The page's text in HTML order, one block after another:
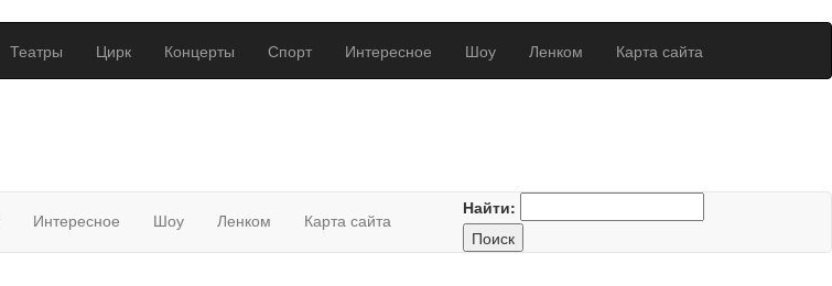
Театры Цирк Концерты Спорт Интересное Шоу Ленком Карта сайта
Интересное Шоу Ленком Карта сайта
Найти: